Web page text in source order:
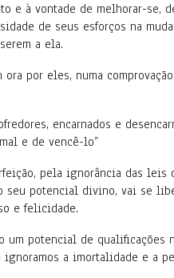
e à vontade de melhorar-
de seus esforços na
a ela.
por eles, numa
encarnados e
e de vencê-lo”
pela ignorância das
seu potencial divino, vai se
e felicidade.
potencial de qualificações
ignoramos a imortalidade e a